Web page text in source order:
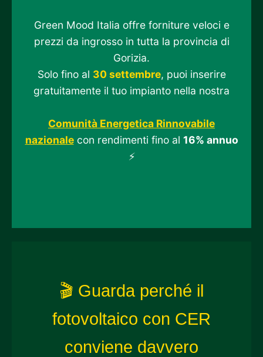
Green Mood Italia offre forniture veloci e
prezzi da ingrosso in tutta la provincia di
Gorizia.
Solo fino al 30 settembre, puoi inserire
gratuitamente il tuo impianto nella nostra
Comunità Energetica Rinnovabile
nazionalecon rendimenti fino al 16% annuo
⚡
🎬 Guarda perché il
fotovoltaico con CER
conviene davvero